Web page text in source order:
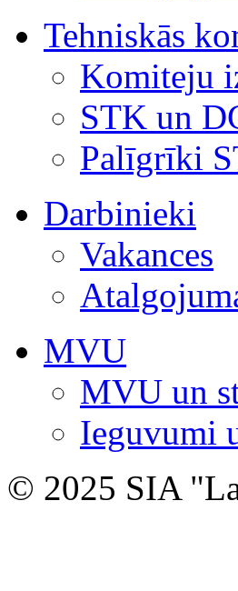
Tehniskās
Komiteju
STK un
Palīgrīki
Darbinieki
Vakances
MVU
MVU un
Ieguvumi
© 2025 SIA